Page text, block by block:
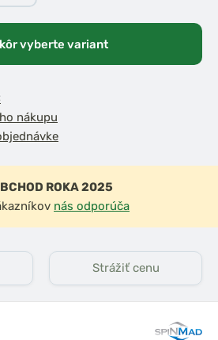
vyberte variant
nákupu
ROKA 2025
nás odporúča
Strážiť cenu